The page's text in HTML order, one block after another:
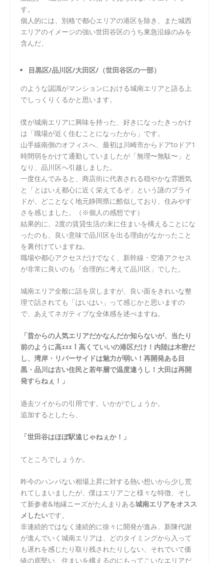
す。
個人的には、別格で都心エリアの港区を除き、また城西
エリアのイメージの強い世田谷区のうち東急沿線のみを
含んだ、
目黒区/品川区/大田区/（世田谷区の一部）
のような認識がマンションにおける城南エリアと語る上
でしっくりくるかと思います。
僕が城南エリアに興味を持った、好きになったきっかけ
は「職場が近く住むことになったから」です。
山手線南側のオフィスへ、最初は川崎市からドアtoドア1
時間弱をかけて通勤していましたが「無理〜無駄〜」と
なり、品川区へ引越しました。
一度住んでみると、商店街に代表される穏やかな雰囲気
と「とはいえ都心に近く栄えてるぞ」という謎のプライ
ドが、どことなく地元静岡県に酷似しており、住みやす
さを感じました。（※個人の感想です）
結果的に、2度の賃貸生活の末に住まいを構えることにな
ったのも、良い意味で品川区を出る理由がなかったこと
を裏付けていますね。
職場や都心アクセスだけでなく、新幹線・空港アクセス
が非常に良いのも「合理的に考えて品川区」でした。
城南エリア全般に話を戻しますが、良い面をきれいな整
理で話されても「はいはい」って感じかと思いますの
で、あえてネガティブな全体感を述べますね。
「昔からの人気エリアだかなんだか知らないが、当たり
前のように高ｪｪｪ！高くていいの港区だけ！内陸は木密だ
し、湾岸・リバーサイドは魅力が弱い！再開発ある目
黒・品川は古い住民と若年層で温度違うし！大田は再開
発すらねぇ！」
過去ツイからの引用です。いかがでしょうか。
追加するとしたら、
「世田谷はほぼ駅遠じゃねぇか！」
てところでしょうか。
昨今のハンパない相場上昇に対する熱い想いから少し荒
れてしまいましたが、僕はエリアごと様々な特徴、そし
て新参者&地縁ニーズがたんまりある城南エリアをオスス
メしたいです。
非連続的ではなく連続的に徐々に開発が進み、新陳代謝
が進んでいく城南エリアは、どのタイミングから入って
も遅れを感じたり取り残されたりしない、それでいて価
値の底堅い、住まいを構えるのにもってこいなエリアだ